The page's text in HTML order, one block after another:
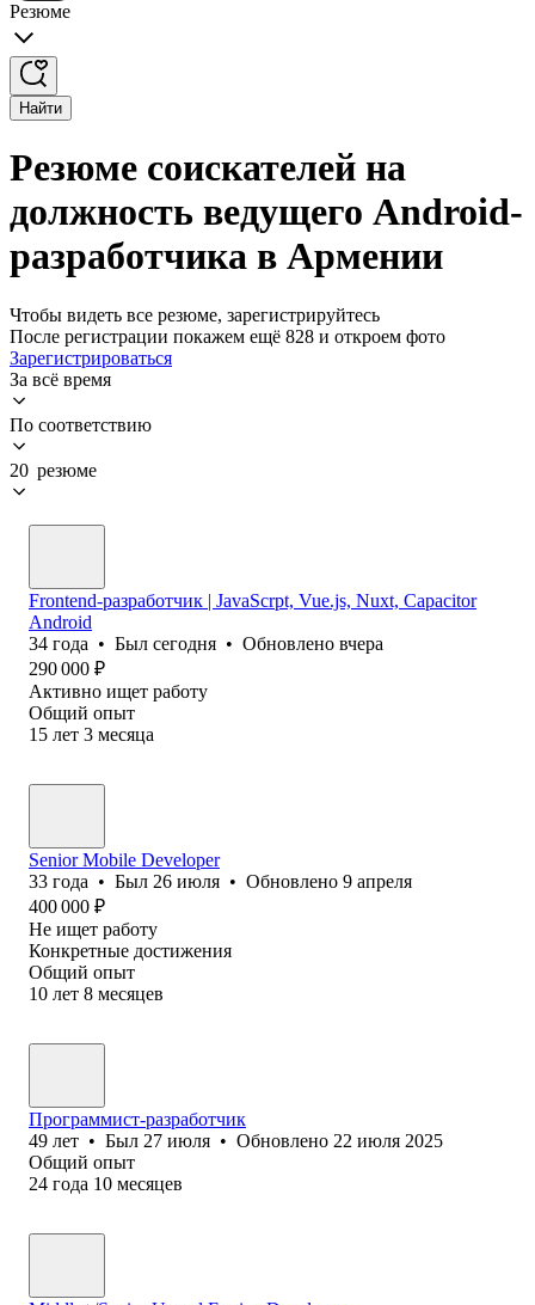
Резюме
Найти
Резюме соискателей на
должность ведущего Android-
разработчика в Армении
Чтобы видеть все резюме, зарегистрируйтесь
После регистрации покажем ещё 828 и откроем фото
Зарегистрироваться
За всё время
По соответствию
20 резюме
Frontend-разработчик | JavaScrpt, Vue.js, Nuxt, Capacitor
Android
34 года • Был сегодня • Обновлено вчера
290 000 ₽
Активно ищет работу
Общий опыт
15 лет 3 месяца
Senior Mobile Developer
33 года • Был 26 июля • Обновлено 9 апреля
400 000 ₽
Не ищет работу
Конкретные достижения
Общий опыт
10 лет 8 месяцев
Программист-разработчик
49 лет • Был 27 июля • Обновлено 22 июля 2025
Общий опыт
24 года 10 месяцев